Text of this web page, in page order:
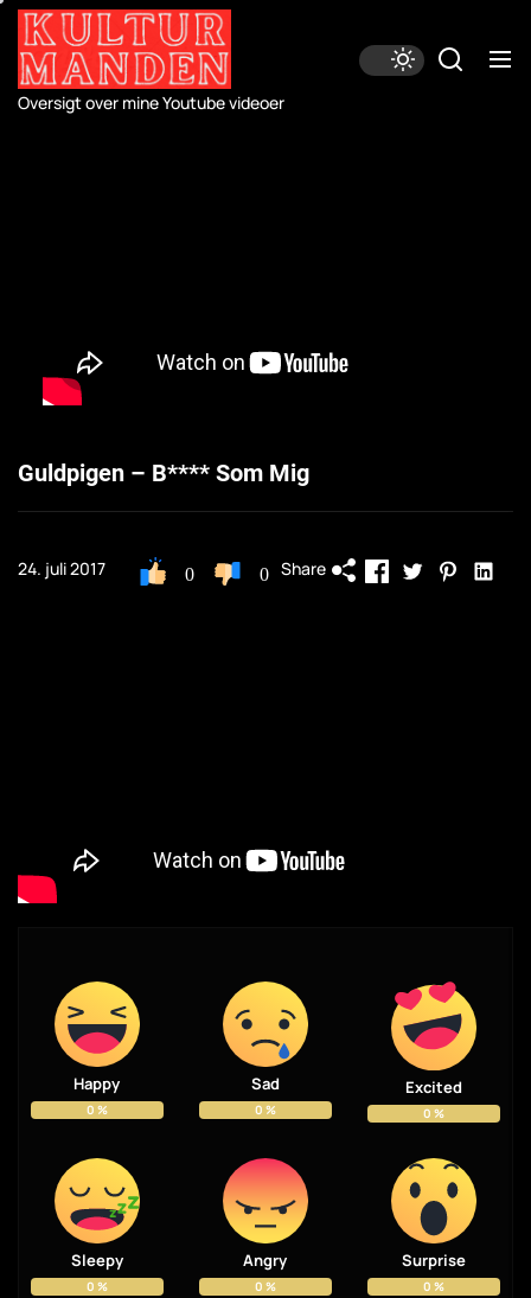
Skip
the
content
Oversigt over mine Youtube videoer
Guldpigen – B**** Som Mig
24. juli 2017 0 0 Share
Happy
0 %
Sad
0 %
Excited
0 %
Sleepy
0 %
Angry
0 %
Surprise
0 %